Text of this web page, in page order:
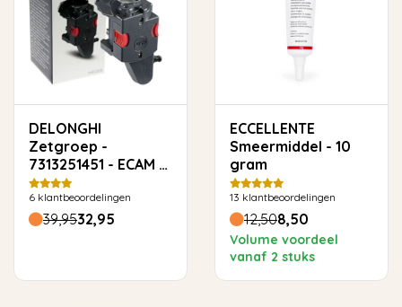
DELONGHI
Zetgroep -
7313251451 - ECAM &
ETAM
6 klantbeoordelingen
39,9532,95
ECCELLENTE
Smeermiddel - 10
gram
13 klantbeoordelingen
12,508,50
Volume voordeel
vanaf 2 stuks